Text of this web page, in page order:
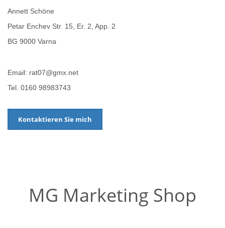
Annett Schöne
Petar Enchev Str. 15, Er. 2, App. 2
BG 9000 Varna
Email: rat07@gmx.net
Tel. 0160 98983743
Kontaktieren Sie mich
MG Marketing Shop